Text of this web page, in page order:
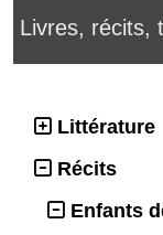
Livres, récits,
Littérature
Récits
Enfants